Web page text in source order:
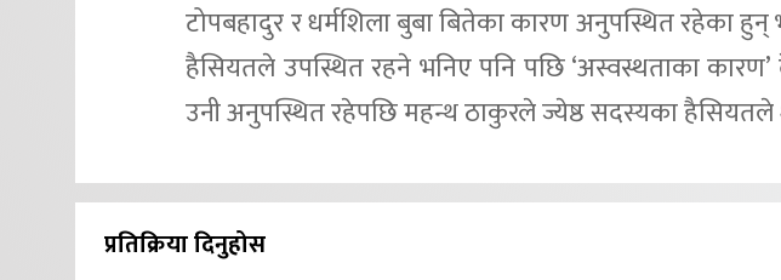
टोपबहादुर र धर्मशिला बुबा बितेका कारण अनुपस्थित रहेका हुन्
हैसियतले उपस्थित रहने भनिए पनि पछि ‘अस्वस्थताका
उनी अनुपस्थित रहेपछि महन्थ ठाकुरले ज्येष्ठ सदस्यका
प्रतिक्रिया दिनुहोस